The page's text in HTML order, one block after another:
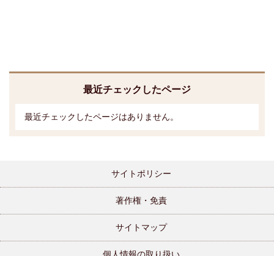
最近チェックしたページ
最近チェックしたページはありません。
サイトポリシー
著作権・免責
サイトマップ